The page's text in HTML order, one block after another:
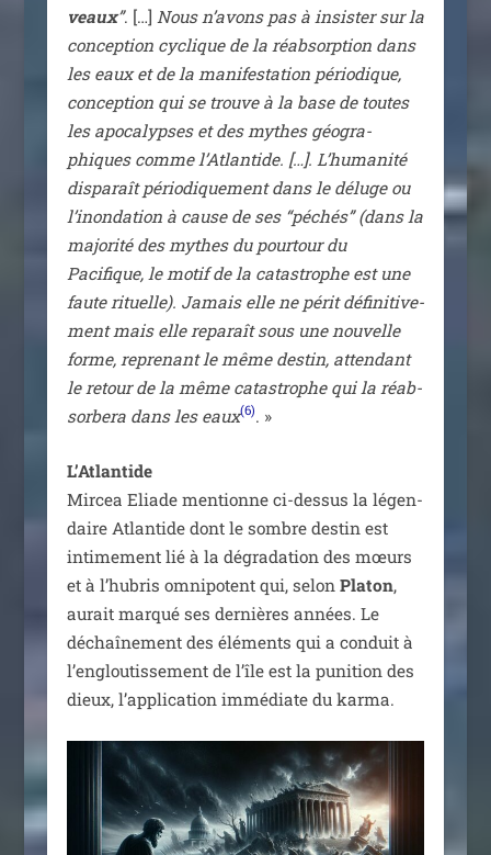
veaux”. […] Nous n’avons pas à insis­ter sur la
concep­tion cyclique de la réab­sorp­tion dans
les eaux et de la mani­fes­ta­tion pério­dique,
concep­tion qui se trouve à la base de toutes
les apo­ca­lypses et des mythes géo­gra­
phiques comme l’Atlantide. […]. L’humanité
dis­pa­raît pério­di­que­ment dans le déluge ou
l’inondation à cause de ses “péchés” (dans la
majo­ri­té des mythes du pour­tour du
Pacifique, le motif de la catas­trophe est une
faute rituelle). Jamais elle ne périt défi­ni­ti­ve­
ment mais elle repa­raît sous une nou­velle
forme, repre­nant le même des­tin, atten­dant
le retour de la même catas­trophe qui la réab­
sor­be­ra dans les eaux(6). »
L’Atlantide
Mircea Eliade men­tionne ci-des­sus la légen­
daire Atlantide dont le sombre des­tin est
inti­me­ment lié à la dégra­da­tion des mœurs
et à l’hubris omni­po­tent qui, selon Platon,
aurait mar­qué ses der­nières années. Le
déchaî­ne­ment des élé­ments qui a conduit à
l’engloutissement de l’île est la puni­tion des
dieux, l’application immé­diate du karma.